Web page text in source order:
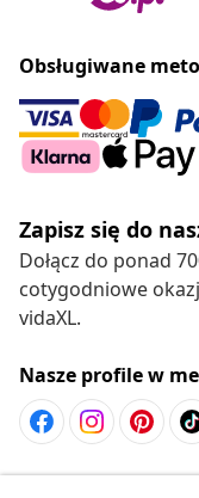
Obsługiwane
Zapisz się do
Dołącz do ponad
cotygodniowe
vidaXL.
Nasze profile w